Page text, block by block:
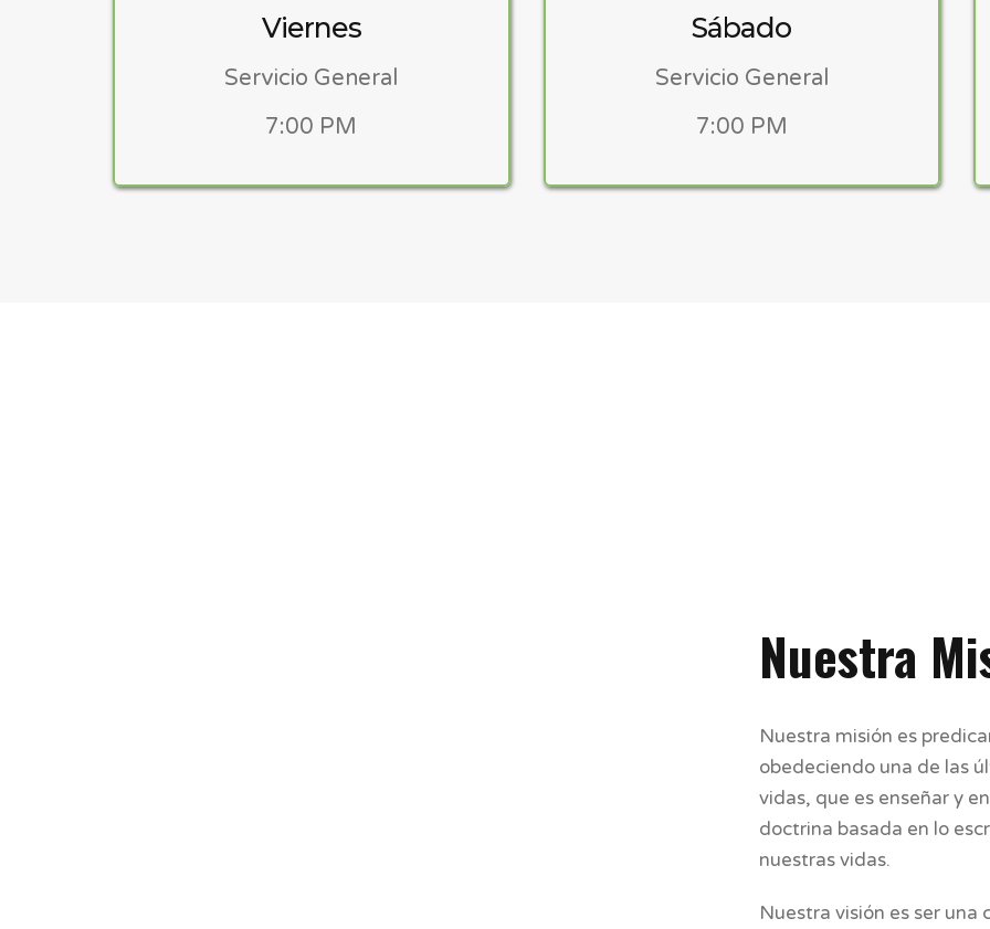
Viernes
Servicio General
7:00 PM
Sábado
Servicio General
7:00 PM
Nuestra
Nuestra misión es
obedeciendo una de las
vidas, que es enseñar y
doctrina basada en lo
nuestras vidas.
Nuestra visión es ser una